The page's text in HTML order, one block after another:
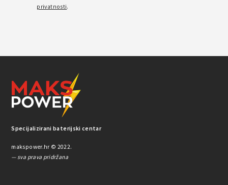
privatnosti.
Specijalizirani baterijski centar
makspower.hr © 2022.
— sva prava pridržana